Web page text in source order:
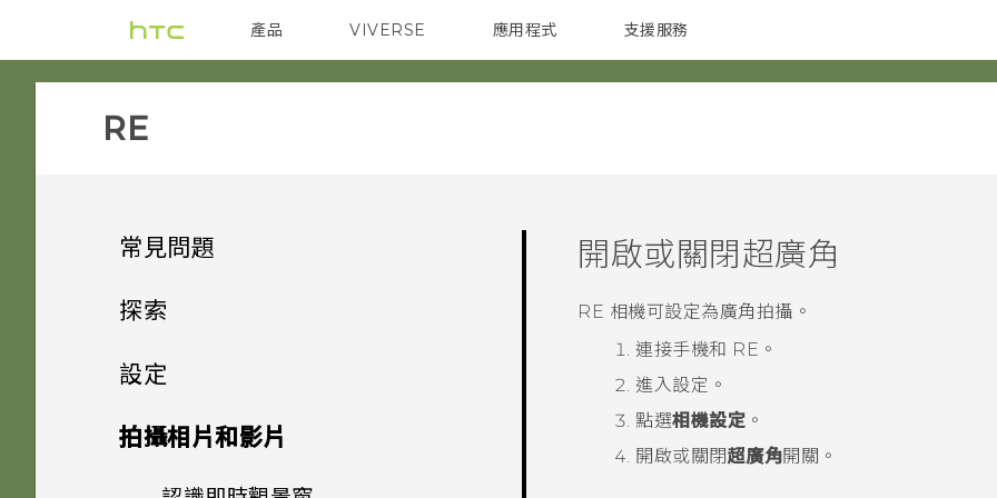
產品
VIVE 智能手機 G REIGNS 配件
VIVERSE 應用程式 支援服務
RE‎
常見問題
式的需求為何？
哪些裝置不相容於 RE 應用程
探索
RE 簡介
SD 卡
設定
第一次設定 RE
拍攝相片和影片
開啟或關閉超廣角
RE 相機可設定為廣角拍攝。
連接手機和 RE 。
進入設定。
點選相機設定 。
開啟或關閉超廣角開關。